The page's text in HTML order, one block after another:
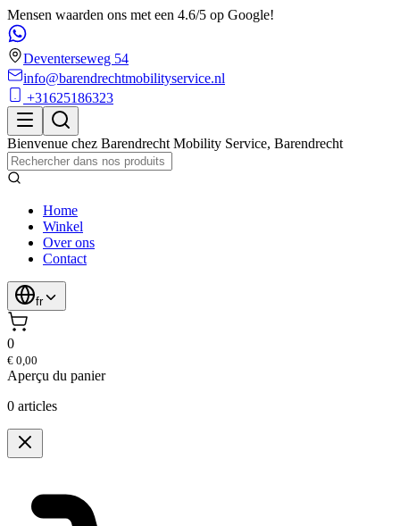
Mensen waarden ons met een 4.6/5 op Google!
Deventerseweg 54
info@barendrechtmobilityservice.nl
+31625186323
Bienvenue chez Barendrecht Mobility Service, Barendrecht
Home
Winkel
Over ons
Contact
fr
0
€ 0,00
Aperçu du panier
0 articles